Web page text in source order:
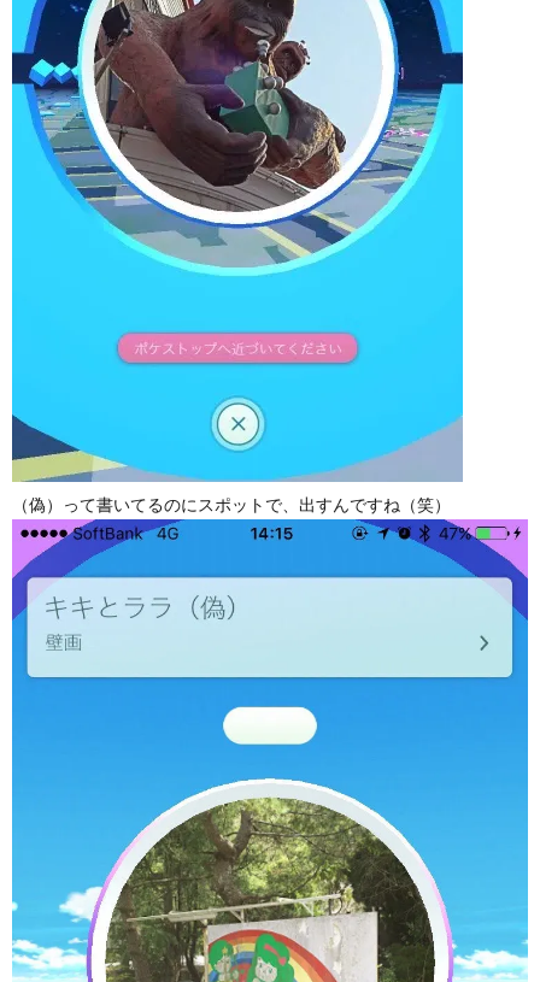
（偽）って書いてるのにスポットで、出すんですね（笑）